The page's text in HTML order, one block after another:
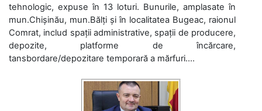
tehnologic, expuse în 13 loturi. Bunurile, amplasate în
mun.Chișinău, mun.Bălți și în localitatea Bugeac, raionul
Comrat, includ spații administrative, spații de producere,
depozite, platforme de încărcare,
tansbordare/depozitare temporară a mărfuri....